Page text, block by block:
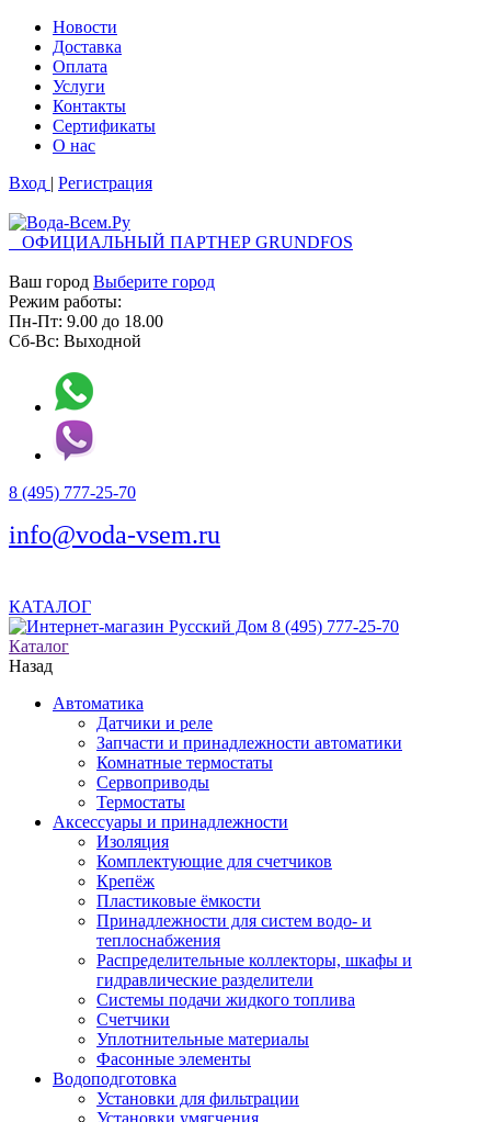
Новости
Доставка
Оплата
Услуги
Контакты
Cертификаты
О нас
Вход | Регистрация
ОФИЦИАЛЬНЫЙ ПАРТНЕР GRUNDFOS
Ваш город Выберите город
Режим работы:
Пн-Пт: 9.00 до 18.00
Сб-Вс: Выходной
8 (495) 777-25-70
info@voda-vsem.ru
КАТАЛОГ
8 (495) 777-25-70
Каталог
Назад
Автоматика
Датчики и реле
Запчасти и принадлежности автоматики
Комнатные термостаты
Сервоприводы
Термостаты
Аксессуары и принадлежности
Изоляция
Комплектующие для счетчиков
Крепёж
Пластиковые ёмкости
Принадлежности для систем водо- и
теплоснабжения
Распределительные коллекторы, шкафы и
гидравлические разделители
Системы подачи жидкого топлива
Счетчики
Уплотнительные материалы
Фасонные элементы
Водоподготовка
Установки для фильтрации
Установки умягчения